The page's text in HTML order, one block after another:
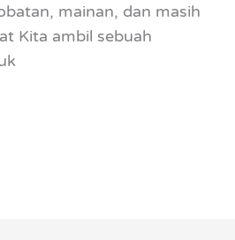
mainan, dan masih
Kita ambil sebuah